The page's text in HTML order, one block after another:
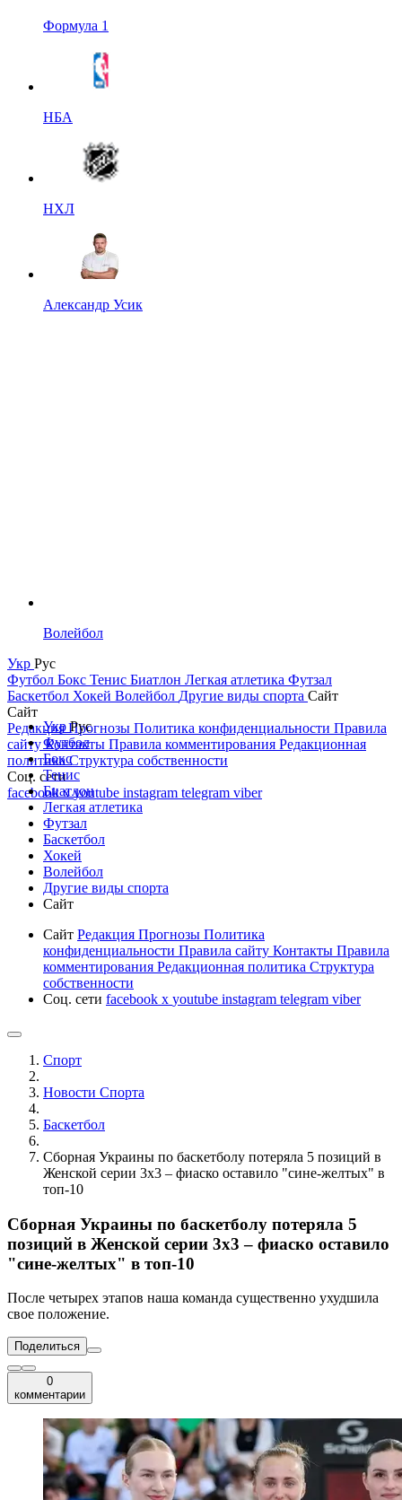
Формула 1
НБА
НХЛ
Александр Усик
Волейбол
Укр Рус
Футбол Бокс Тенис Биатлон Легкая атлетика Футзал
Баскетбол Хокей Волейбол Другие виды спорта Сайт
Сайт
РедакцияПрогнозы Политика конфиденциальности Правила
сайтуКонтакты Правила комментирования Редакционная
политикаСтруктура собственности
Соц. сети
facebookxyoutube instagram telegram viber
УкрРус
Футбол
Бокс
Тенис
Биатлон
Легкая атлетика
Футзал
Баскетбол
Хокей
Волейбол
Другие виды спорта
Сайт
Сайт Редакция Прогнозы Политика
конфиденциальности Правила сайту Контакты Правила
комментирования Редакционная политика Структура
собственности
Соц. сети facebook x youtube instagram telegram viber
Спорт
Новости Cпорта
Баскетбол
Сборная Украины по баскетболу потеряла 5 позиций в
Женской серии 3х3 – фиаско оставило "сине-желтых" в
топ-10
Сборная Украины по баскетболу потеряла 5
позиций в Женской серии 3х3 – фиаско оставило
"сине-желтых" в топ-10
После четырех этапов наша команда существенно ухудшила
свое положение.
Поделиться
0
комментарии